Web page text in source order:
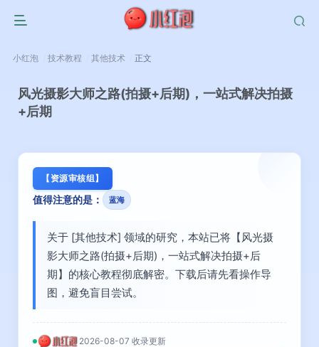
小红泡 技术教程 其他技术 正文
风光摄影大师之路(拍摄+后期)，一站式解决拍摄
+后期
【资源审核组】
值得注意的是： 蓝海
关于 [其他技术] 领域的研究，本站已将【风光摄
影大师之路(拍摄+后期)，一站式解决拍摄+后
期】的核心教程彻底解密。下载后请先看操作导
图，避免盲目尝试。
2026-08-07 收录更新